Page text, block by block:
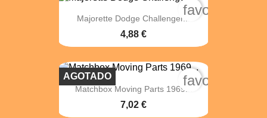
Majorette Dodge Challenger...
4,88 €
Matchbox Moving Parts 1969...
7,02 €
AGOTADO